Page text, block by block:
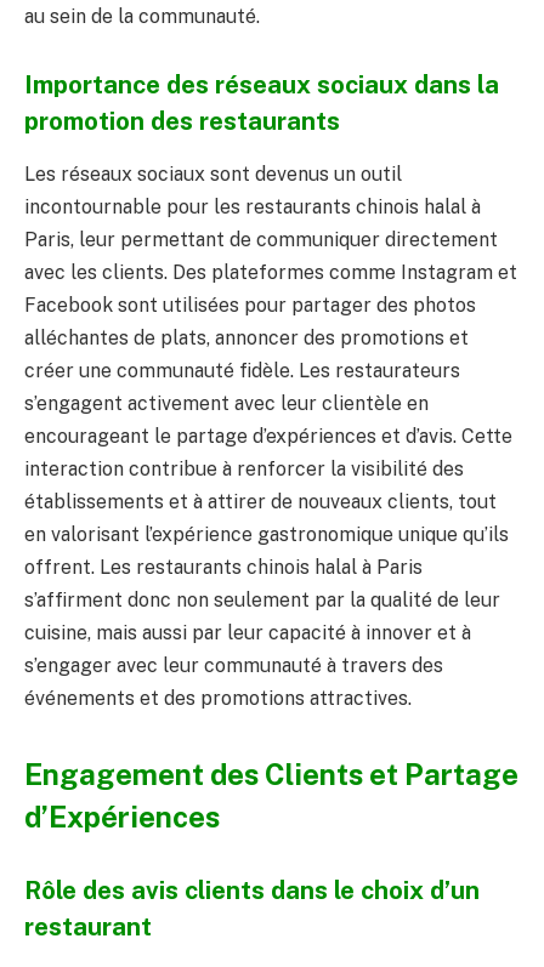
au sein de la communauté.
Importance des réseaux sociaux dans la
promotion des restaurants
Les réseaux sociaux sont devenus un outil
incontournable pour les restaurants chinois halal à
Paris, leur permettant de communiquer directement
avec les clients. Des plateformes comme Instagram et
Facebook sont utilisées pour partager des photos
alléchantes de plats, annoncer des promotions et
créer une communauté fidèle. Les restaurateurs
s’engagent activement avec leur clientèle en
encourageant le partage d’expériences et d’avis. Cette
interaction contribue à renforcer la visibilité des
établissements et à attirer de nouveaux clients, tout
en valorisant l’expérience gastronomique unique qu’ils
offrent. Les restaurants chinois halal à Paris
s’affirment donc non seulement par la qualité de leur
cuisine, mais aussi par leur capacité à innover et à
s’engager avec leur communauté à travers des
événements et des promotions attractives.
Engagement des Clients et Partage
d’Expériences
Rôle des avis clients dans le choix d’un
restaurant